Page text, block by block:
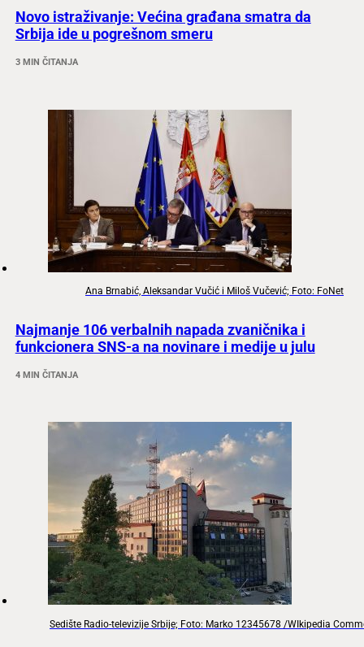
Novo istraživanje: Većina građana smatra da
Srbija ide u pogrešnom smeru
3 MIN ČITANJA
Ana Brnabić, Aleksandar Vučić i Miloš Vučević; Foto: FoNet
Najmanje 106 verbalnih napada zvaničnika i
funkcionera SNS-a na novinare i medije u julu
4 MIN ČITANJA
Sedište Radio-televizije Srbije; Foto: Marko 12345678 /WIkipedia